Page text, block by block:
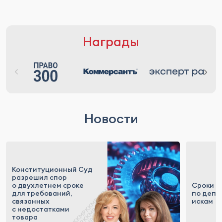
Награды
Новости
Конституционный Суд
разрешил спор
о двухлетнем сроке
для требований,
связанных
с недостатками
товара
Сроки
по
искам